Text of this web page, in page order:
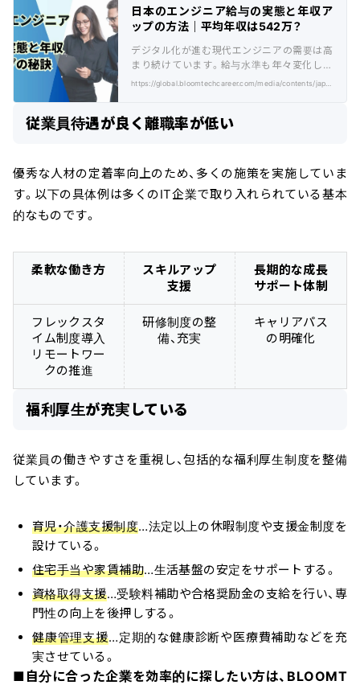
日本のエンジニア給与の実態と年収ア
ップの方法｜平均年収は542万？
デジタル化が進む現代エンジニアの需要は高
まり続けています。給与水準も年々変化して
おり、日本のエンジニアの平均年収は542万円
ップの具体的な方法、さらには将来の展望ま
従業員待遇が良く離職率が低い
優秀な人材の定着率向上のため、多くの施策を実施していま
す。以下の具体例は多くのIT企業で取り入れられている基本
的なものです。
柔軟な働き方
スキルアップ
支援
長期的な成長
サポート体制
フレックスタ
イム制度導入
リモートワー
クの推進
研修制度の整
備、充実
キャリアパス
の明確化
福利厚生が充実している
従業員の働きやすさを重視し、包括的な福利厚生制度を整備
しています。
育児・介護支援制度…法定以上の休暇制度や支援金制度を
設けている。
住宅手当や家賃補助…生活基盤の安定をサポートする。
資格取得支援…受験料補助や合格奨励金の支給を行い、専
門性の向上を後押しする。
健康管理支援…定期的な健康診断や医療費補助などを充
実させている。
■自分に合った企業を効率的に探したい方は、BLOOMT